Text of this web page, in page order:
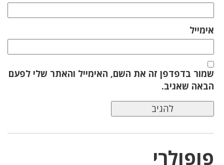
אימייל
שמור בדפדפן זה את השם, האימייל והאתר שלי לפעם
הבאה שאגיב.
פופולרי